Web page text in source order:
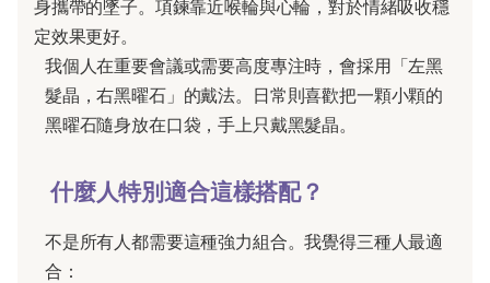
身攜帶的墜子。項鍊靠近喉輪與心輪，對於情緒吸收穩
定效果更好。
我個人在重要會議或需要高度專注時，會採用「左黑
髮晶，右黑曜石」的戴法。日常則喜歡把一顆小顆的
黑曜石隨身放在口袋，手上只戴黑髮晶。
什麼人特別適合這樣搭配？
不是所有人都需要這種強力組合。我覺得三種人最適
合：